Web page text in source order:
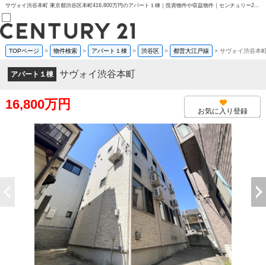
サヴォイ渋谷本町 東京都渋谷区本町416,800万円のアパート１棟｜投資物件や収益物件｜センチュリー21フクシマ建設
売買部
0120-800-844
賃貸部
購入
会員メニュー
お気に入り物件一覧
物件閲覧履歴
物件を探す
条件から探す
学区から探す
町名から探す
マップで探す
住宅ローン控除シミュレータ
新築戸建て
中古戸建て
マンション
TOPページ > 物件検索 > アパート１棟 > 渋谷区 > 都営大江戸線 > サヴォイ渋谷本
アパート１棟 サヴォイ渋谷本町
16,800万円 お気に入り登録